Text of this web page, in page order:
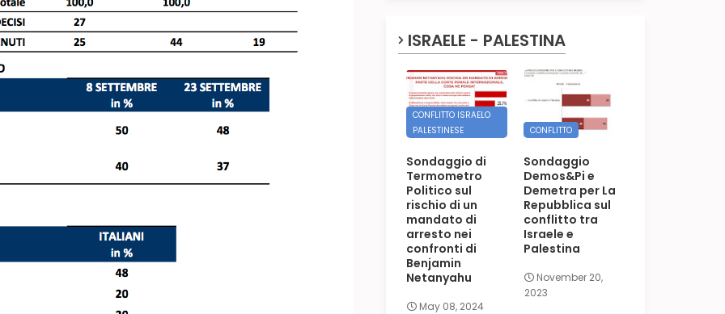
ISRAELE - PALESTINA
CONFLITTO ISRAELO
PALESTINESE
Sondaggio di
Termometro
Politico sul
rischio di un
mandato di
arresto nei
confronti di
Benjamin
Netanyahu
May 08, 2024
CONFLITTO
Sondaggio
Demos&Pi e
Demetra per La
Repubblica sul
conflitto tra
Israele e
Palestina
November 20,
2023